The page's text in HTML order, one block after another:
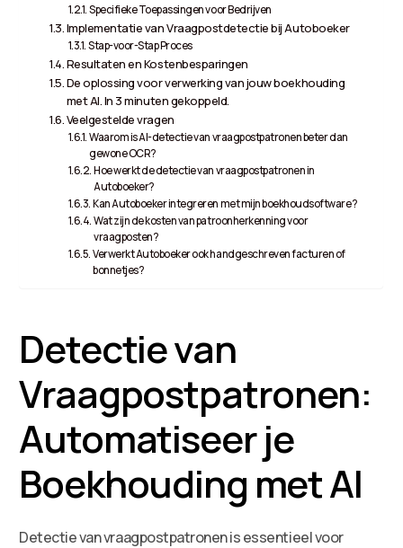
Specifieke Toepassingen voor Bedrijven
Implementatie van Vraagpostdetectie bij Autoboeker
Stap-voor-Stap Proces
Resultaten en Kostenbesparingen
De oplossing voor verwerking van jouw boekhouding
met AI. In 3 minuten gekoppeld.
Veelgestelde vragen
Waarom is AI-detectie van vraagpostpatronen beter dan
gewone OCR?
Hoe werkt de detectie van vraagpostpatronen in
Autoboeker?
Kan Autoboeker integreren met mijn boekhoudsoftware?
Wat zijn de kosten van patroonherkenning voor
vraagposten?
Verwerkt Autoboeker ook handgeschreven facturen of
bonnetjes?
Detectie van
Vraagpostpatronen:
Automatiseer je
Boekhouding met AI
Detectie van vraagpostpatronen is essentieel voor